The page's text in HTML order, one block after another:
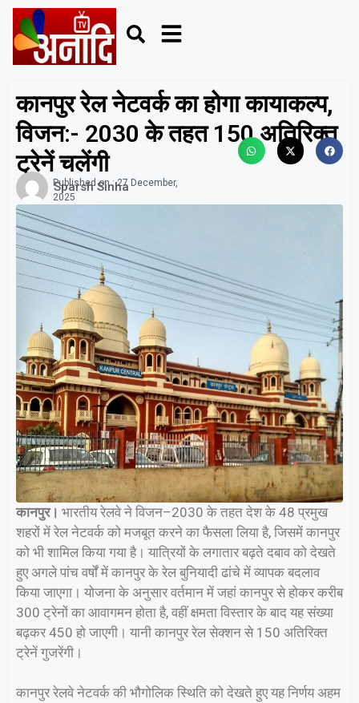
कानपुर रेल नेटवर्क का होगा कायाकल्प,
विजन:- 2030 के तहत 150 अतिरिक्त
ट्रेनें चलेंगी
Sparsh Sinha
Published on : 27 December,
2025
कानपुर। भारतीय रेलवे ने विजन–2030 के तहत देश के 48 प्रमुख
शहरों में रेल नेटवर्क को मजबूत करने का फैसला लिया है, जिसमें कानपुर
को भी शामिल किया गया है। यात्रियों के लगातार बढ़ते दबाव को देखते
हुए अगले पांच वर्षों में कानपुर के रेल बुनियादी ढांचे में व्यापक बदलाव
किया जाएगा। योजना के अनुसार वर्तमान में जहां कानपुर से होकर करीब
300 ट्रेनों का आवागमन होता है, वहीं क्षमता विस्तार के बाद यह संख्या
बढ़कर 450 हो जाएगी। यानी कानपुर रेल सेक्शन से 150 अतिरिक्त
ट्रेनें गुजरेंगी।
कानपुर रेलवे नेटवर्क की भौगोलिक स्थिति को देखते हुए यह निर्णय अहम